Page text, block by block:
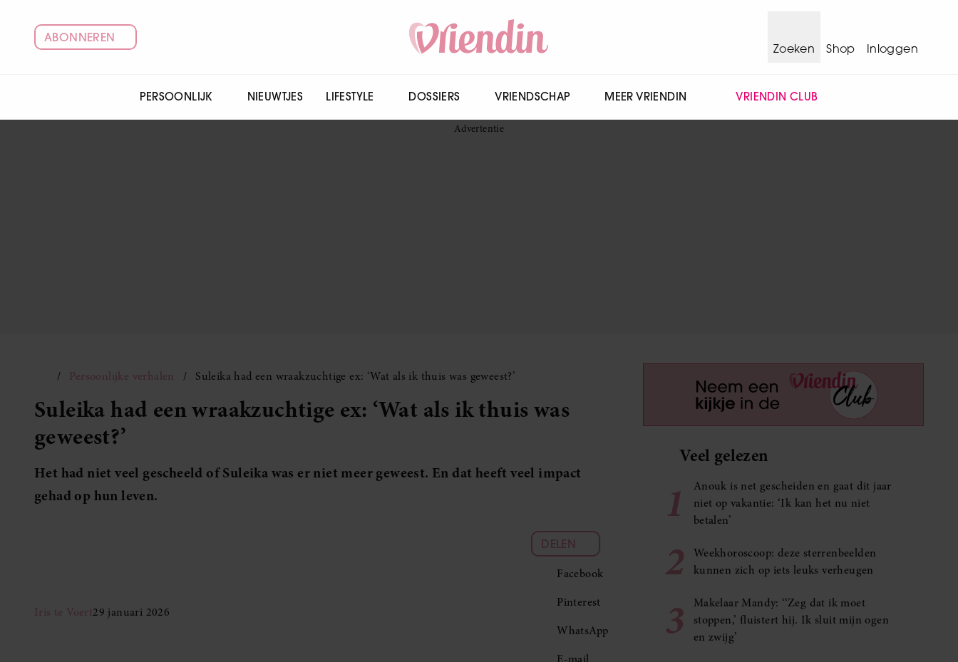
ABONNEREN
Zoeken
Shop Inloggen
PERSOONLIJK NIEUWTJES LIFESTYLE DOSSIERS VRIENDSCHAP MEER VRIENDIN VRIENDIN CLUB
Persoonlijke verhalen Suleika had een wraakzuchtige ex: ‘Wat als ik thuis was geweest?’
Suleika had een wraakzuchtige ex: ‘Wat als ik thuis was
geweest?’
Het had niet veel gescheeld of Suleika was er niet meer geweest. En dat heeft veel impact
gehad op hun leven.
Iris te Voert29 januari 2026
DELEN
Facebook
Pinterest
WhatsApp
Veel gelezen
1
Anouk is net gescheiden en gaat dit jaar
niet op vakantie: ‘Ik kan het nu niet
betalen’
2
Weekhoroscoop: deze sterrenbeelden
kunnen zich op iets leuks verheugen
3
Makelaar Mandy: ‘‘Zeg dat ik moet
stoppen,’ fluistert hij. Ik sluit mijn ogen
en zwijg’